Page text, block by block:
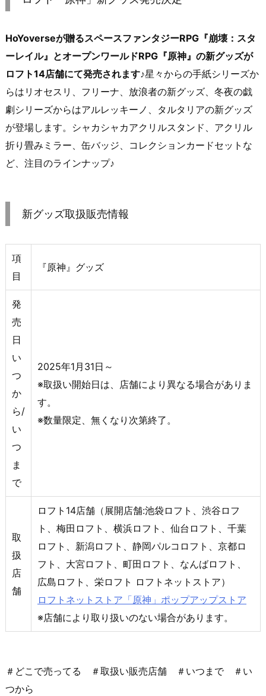
HoYoverseが贈るスペースファンタジーRPG『崩壊：スタ
ーレイル』とオープンワールドRPG『原神』の新グッズが
ロフト14店舗にて発売されます♪星々からの手紙シリーズか
らはリオセスリ、フリーナ、放浪者の新グッズ、冬夜の戯
劇シリーズからはアルレッキーノ、タルタリアの新グッズ
が登場します。シャカシャカアクリルスタンド、アクリル
折り畳みミラー、缶バッジ、コレクションカードセットな
ど、注目のラインナップ♪
新グッズ取扱販売情報
項
目
『原神』グッズ
発
売
日
い
つ
か
ら/
い
つ
ま
で
2025年1月31日～
※取扱い開始日は、店舗により異なる場合がありま
す。
※数量限定、無くなり次第終了。
取
扱
店
舗
ロフト14店舗（展開店舗:池袋ロフト、渋谷ロフ
ト、梅田ロフト、横浜ロフト、仙台ロフト、千葉
ロフト、新潟ロフト、静岡パルコロフト、京都ロ
フト、大宮ロフト、町田ロフト、なんばロフト、
広島ロフト、栄ロフト ロフトネットストア）
ロフトネットストア「原神」ポップアップストア
※店舗により取り扱いのない場合があります。
＃どこで売ってる ＃取扱い販売店舗 ＃いつまで ＃い
つから